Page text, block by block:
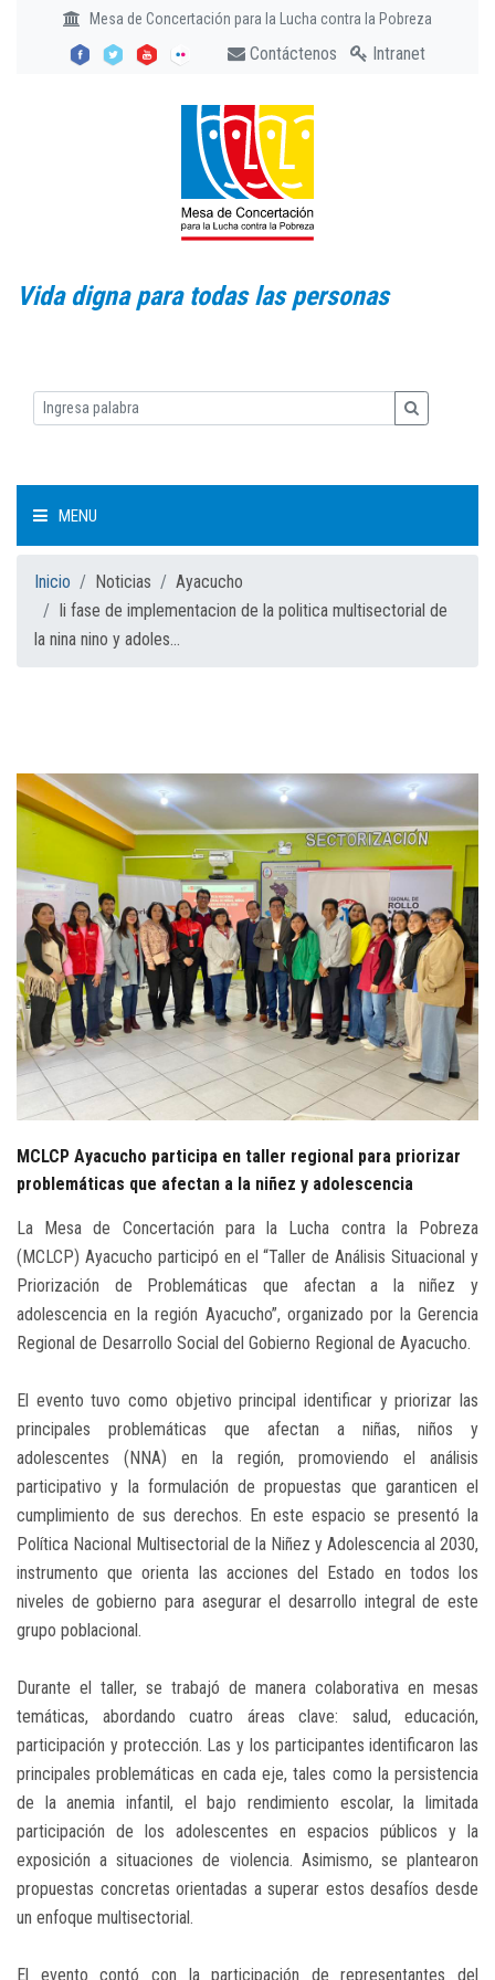
Mesa de Concertación para la Lucha contra la Pobreza
Contáctenos Intranet
Vida digna para todas las personas
MENU
INICIO
QUIÉNES SOMOS
MESA NACIONAL
MESAS REGIONALES
NOTICIAS
PUBLICACIONES
AGENDA
CAMPAÑAS
Inicio Noticias
Ayacucho
Ii fase de implementacion de la politica multisectorial de
la nina nino y adoles...
MCLCP Ayacucho participa en taller regional para priorizar
problemáticas que afectan a la niñez y adolescencia
La Mesa de Concertación para la Lucha contra la Pobreza
(MCLCP) Ayacucho participó en el “Taller de Análisis Situacional y
Priorización de Problemáticas que afectan a la niñez y
adolescencia en la región Ayacucho”, organizado por la Gerencia
Regional de Desarrollo Social del Gobierno Regional de Ayacucho.
El evento tuvo como objetivo principal identificar y priorizar las
principales problemáticas que afectan a niñas, niños y
adolescentes (NNA) en la región, promoviendo el análisis
participativo y la formulación de propuestas que garanticen el
cumplimiento de sus derechos. En este espacio se presentó la
Política Nacional Multisectorial de la Niñez y Adolescencia al 2030,
instrumento que orienta las acciones del Estado en todos los
niveles de gobierno para asegurar el desarrollo integral de este
grupo poblacional.
Durante el taller, se trabajó de manera colaborativa en mesas
temáticas, abordando cuatro áreas clave: salud, educación,
participación y protección. Las y los participantes identificaron las
principales problemáticas en cada eje, tales como la persistencia
de la anemia infantil, el bajo rendimiento escolar, la limitada
participación de los adolescentes en espacios públicos y la
exposición a situaciones de violencia. Asimismo, se plantearon
propuestas concretas orientadas a superar estos desafíos desde
un enfoque multisectorial.
El evento contó con la participación de representantes del